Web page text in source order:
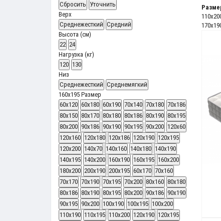
Сбросить Уточнить
Верх
Среднежесткий Средний
Высота (см)
22 24
Нагрузка (кг)
120 130
Низ
Среднежесткий Среднемягкий
160x195 Размер
60x120 60x180 60x190 70x140 70x180 70x186
80x150 80x170 80х180 80х186 80х190 80х195
80х200 90х186 90х190 90х195 90х200 120x60
120x160 120x180 120x186 120х190 120х195
120х200 140x70 140x160 140x180 140х190
140х195 140х200 160х190 160х195 160х200
180х200 200x190 200x195 60x170 70x160
70x170 70x190 70x195 70x200 80x160 80x180
80x186 80x190 80x195 80x200 90x186 90x190
90x195 90x200 100x190 100x195 100x200
110x190 110x195 110x200 120x190 120x195